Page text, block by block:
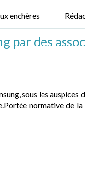
enchères
par des
sous les
normative de